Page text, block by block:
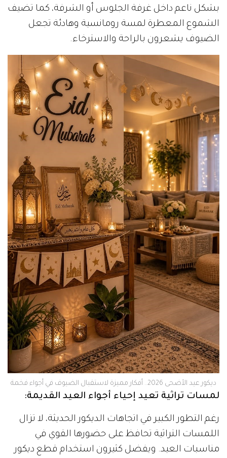
بشكل ناعم داخل غرفة الجلوس أو الشرفة، كما تضيف
الشموع المعطرة لمسة رومانسية وهادئة تجعل
الضيوف يشعرون بالراحة والاسترخاء.
ديكور عيد الأضحى 2026.. أفكار مميزة لاستقبال الضيوف في أجواء فخمة
لمسات تراثية تعيد إحياء أجواء العيد القديمة:
رغم التطور الكبير في اتجاهات الديكور الحديثة، لا تزال
اللمسات التراثية تحافظ على حضورها القوي في
مناسبات العيد. ويفضل كثيرون استخدام قطع ديكور